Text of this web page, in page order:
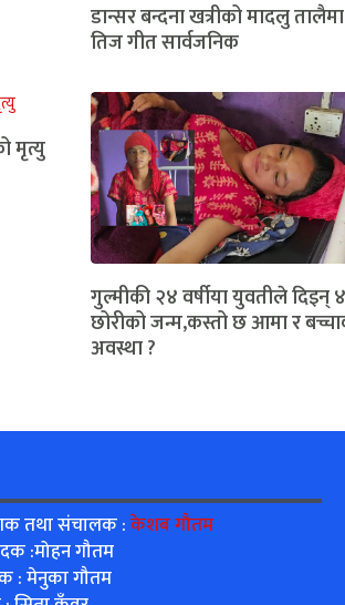
डान्सर बन्दना खत्रीको मादलु तालैमा
तिज गीत सार्वजनिक
मृत्यु
गुल्मीकी २४ वर्षीया युवतीले दिइन् ४
छोरीको जन्म,कस्तो छ आमा र
अवस्था ?
तथा संचालक :केशब गौतम
:मोहन गौतम
: मेनुका गौतम